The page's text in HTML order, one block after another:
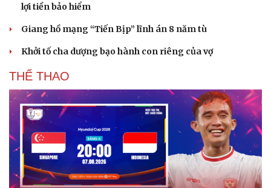
Cải chính
lợi tiền bảo hiểm
Giang hồ mạng “Tiến Bịp” lĩnh án 8 năm tù
Khởi tố cha dượng bạo hành con riêng của vợ
THỂ THAO